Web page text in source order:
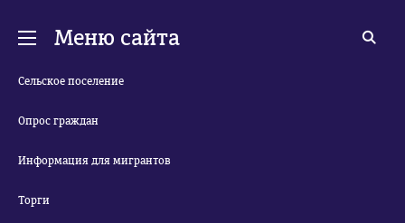
Меню сайта
Сельское поселение
Опрос граждан
Информация для мигрантов
Торги